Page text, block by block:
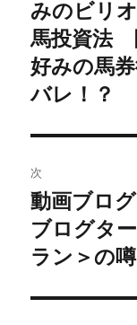
ナ
ビ
ゲ
ー
シ
ョ
ン
去
の
投
稿:
みのビリ
馬投資法
好みの馬
バレ！？
次
次
の
投
動画ブロ
ブログタ
ラン＞の